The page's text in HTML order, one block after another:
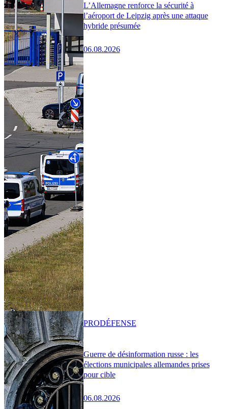
L’Allemagne renforce la sécurité à
l’aéroport de Leipzig après une attaque
hybride présumée
06.08.2026
Guerre de désinformation russe : les
élections municipales allemandes prises
pour cible
06.08.2026
PRODÉFENSE